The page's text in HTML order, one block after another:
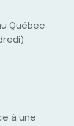
Québec
à une